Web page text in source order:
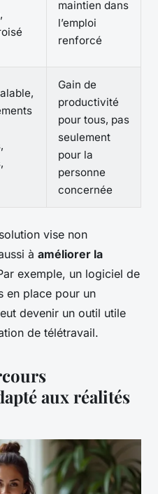
maintien dans
l’emploi
renforcé
Gain de
productivité
pour tous, pas
seulement
pour la
personne
concernée
vise non
à améliorer la
exemple, un logiciel de
en place pour un
devenir un outil utile
de télétravail.
aux réalités